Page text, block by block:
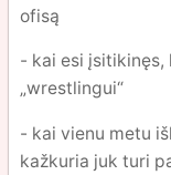
ofisą
- kai esi
„wrestlingui“
- kai vienu metu
kažkuria juk turi